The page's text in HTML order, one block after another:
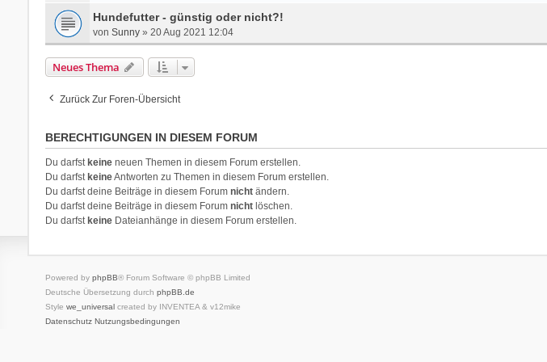
Hundefutter - günstig oder nicht?!
von Sunny» 20 Aug 2021 12:04
Neues Thema
Zurück Zur Foren-Übersicht
BERECHTIGUNGEN IN DIESEM FORUM
Du darfst keineneuen Themen in diesem Forum erstellen.
Du darfst keineAntworten zu Themen in diesem Forum erstellen.
Du darfst deine Beiträge in diesem Forum nichtändern.
Du darfst deine Beiträge in diesem Forum nichtlöschen.
Du darfst keineDateianhänge in diesem Forum erstellen.
Powered by phpBB® Forum Software © phpBB Limited
Deutsche Übersetzung durch phpBB.de
Style we_universal created by INVENTEA & v12mike
Datenschutz Nutzungsbedingungen